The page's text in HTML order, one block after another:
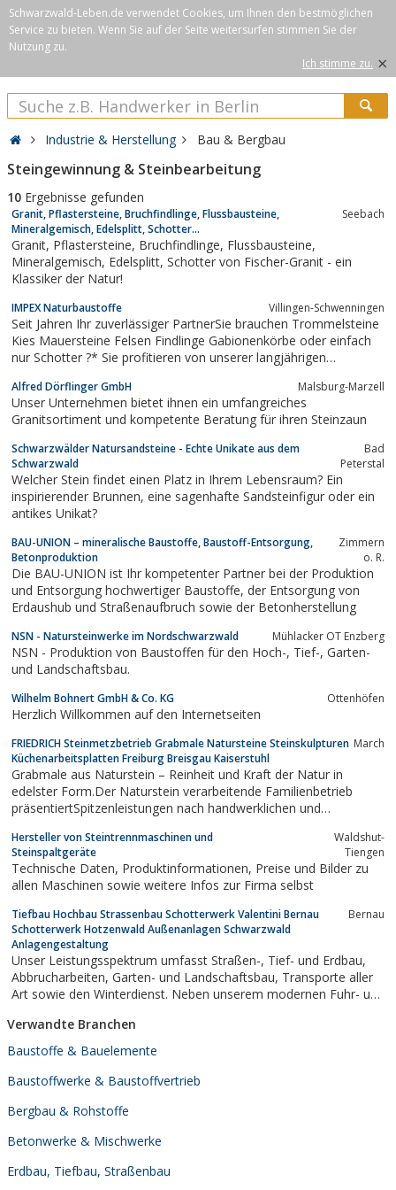
Schwarzwald-Leben.de verwendet Cookies, um Ihnen den bestmöglichen
Service zu bieten. Wenn Sie auf der Seite weitersurfen stimmen Sie der
Nutzung zu.
Ich stimme zu. ×
Industrie & Herstellung Bau & Bergbau
Steingewinnung & Steinbearbeitung
10 Ergebnisse gefunden
Granit, Pflastersteine, Bruchfindlinge, Flussbausteine,
Mineralgemisch, Edelsplitt, Schotter...
Seebach
Granit, Pflastersteine, Bruchfindlinge, Flussbausteine,
Mineralgemisch, Edelsplitt, Schotter von Fischer-Granit - ein
Klassiker der Natur!
IMPEX Naturbaustoffe Villingen-Schwenningen
Seit Jahren Ihr zuverlässiger PartnerSie brauchen Trommelsteine
Kies Mauersteine Felsen Findlinge Gabionenkörbe oder einfach
nur Schotter ?* Sie profitieren von unserer langjährigen
zuverlässigen Partnern in aller Welt importieren wir auch direkt
vom Hersteller....
Alfred Dörflinger GmbH Malsburg-Marzell
Unser Unternehmen bietet ihnen ein umfangreiches
Granitsortiment und kompetente Beratung für ihren Steinzaun
Schwarzwälder Natursandsteine - Echte Unikate aus dem
Schwarzwald
Bad
Peterstal
Welcher Stein findet einen Platz in Ihrem Lebensraum? Ein
inspirierender Brunnen, eine sagenhafte Sandsteinfigur oder ein
antikes Unikat?
BAU-UNION – mineralische Baustoffe, Baustoff-Entsorgung,
Betonproduktion
Zimmern
o. R.
Die BAU-UNION ist Ihr kompetenter Partner bei der Produktion
und Entsorgung hochwertiger Baustoffe, der Entsorgung von
Erdaushub und Straßenaufbruch sowie der Betonherstellung
NSN - Natursteinwerke im Nordschwarzwald Mühlacker OT Enzberg
NSN - Produktion von Baustoffen für den Hoch-, Tief-, Garten-
und Landschaftsbau.
Wilhelm Bohnert GmbH & Co. KG Ottenhöfen
Herzlich Willkommen auf den Internetseiten
FRIEDRICH Steinmetzbetrieb Grabmale Natursteine Steinskulpturen
Küchenarbeitsplatten Freiburg Breisgau Kaiserstuhl
March
Grabmale aus Naturstein – Reinheit und Kraft der Natur in
edelster Form.Der Naturstein verarbeitende Familienbetrieb
präsentiertSpitzenleistungen nach handwerklichen und
und handwerklichemKönnen werden so einzigartige Unikate
geschaffen.Der...
Hersteller von Steintrennmaschinen und
Steinspaltgeräte
Waldshut-
Tiengen
Technische Daten, Produktinformationen, Preise und Bilder zu
allen Maschinen sowie weitere Infos zur Firma selbst
Tiefbau Hochbau Strassenbau Schotterwerk Valentini Bernau
Schotterwerk Hotzenwald Außenanlagen Schwarzwald
Anlagengestaltung
Bernau
Unser Leistungsspektrum umfasst Straßen-, Tief- und Erdbau,
Abbrucharbeiten, Garten- und Landschaftsbau, Transporte aller
Art sowie den Winterdienst. Neben unserem modernen Fuhr- und
unserem Kundenkreis gehören private und gewerbliche sowie
öffentliche Auftraggeber...
Verwandte Branchen
Baustoffe & Bauelemente
Baustoffwerke & Baustoffvertrieb
Bergbau & Rohstoffe
Betonwerke & Mischwerke
Erdbau, Tiefbau, Straßenbau